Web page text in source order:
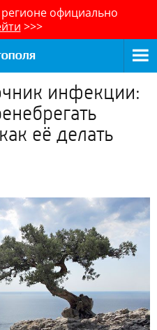
официально
>>>
инфекции:
её делать